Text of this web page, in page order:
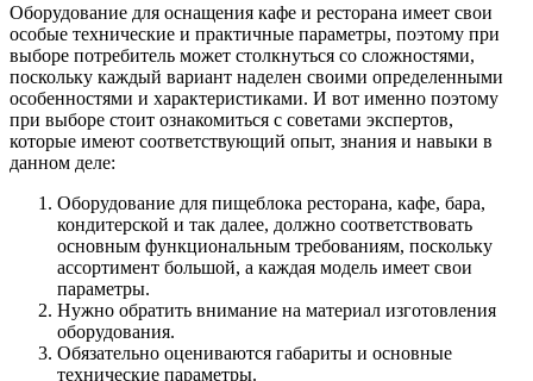
Оборудование для оснащения кафе и ресторана имеет свои
особые технические и практичные параметры, поэтому при
выборе потребитель может столкнуться со сложностями,
поскольку каждый вариант наделен своими определенными
особенностями и характеристиками. И вот именно поэтому
при выборе стоит ознакомиться с советами экспертов,
которые имеют соответствующий опыт, знания и навыки в
данном деле:
Оборудование для пищеблока ресторана, кафе, бара,
кондитерской и так далее, должно соответствовать
основным функциональным требованиям, поскольку
ассортимент большой, а каждая модель имеет свои
параметры.
Нужно обратить внимание на материал изготовления
оборудования.
Обязательно оцениваются габариты и основные
технические параметры.